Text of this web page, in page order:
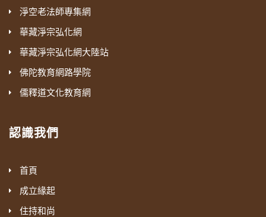
淨空老法師專集網
華藏淨宗弘化網
華藏淨宗弘化網大陸站
佛陀教育網路學院
儒釋道文化教育網
認識我們
首頁
成立緣起
住持和尚